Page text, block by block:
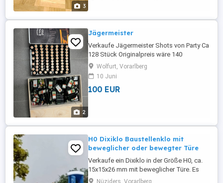
3
Kompatibel ...
2
Jägermeister
Verkaufe Jägermeister Shots von Party Ca
128 Stück Originalpreis wäre 140
Wolfurt, Vorarlberg
10 Juni
100 EUR
H0 Dixiklo Baustellenklo mit
beweglicher oder bewegter Türe
Verkaufe ein Dixiklo in der Größe H0, ca.
15x15x26 mm mit beweglicher Türe. Es
sind 2 Varianten erhältlich: Variante 1: mit
Nüziders, Vorarlberg